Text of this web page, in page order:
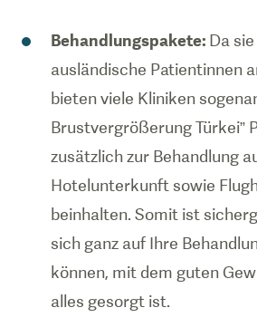
Behandlungspakete: Da sie
ausländische Patientinnen
bieten viele Kliniken
Brustvergrößerung Türkei”
zusätzlich zur Behandlung
Hotelunterkunft sowie
beinhalten. Somit ist
sich ganz auf Ihre
können, mit dem guten
alles gesorgt ist.